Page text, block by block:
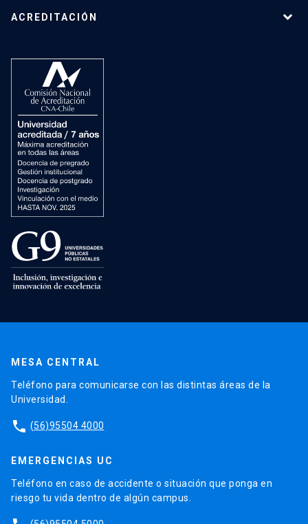
ACREDITACIÓN
MESA CENTRAL
Teléfono para comunicarse con las distintas áreas de la
Universidad.
phone (56)95504 4000
EMERGENCIAS UC
Teléfono en caso de accidente o situación que ponga en
riesgo tu vida dentro de algún campus.